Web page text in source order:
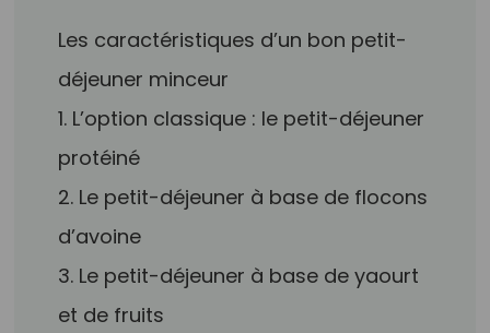
Les caractéristiques d’un bon petit-
déjeuner minceur
1. L’option classique : le petit-déjeuner
protéiné
2. Le petit-déjeuner à base de flocons
d’avoine
3. Le petit-déjeuner à base de yaourt
et de fruits